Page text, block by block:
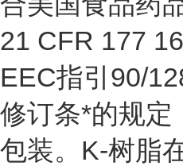
21 CFR 177
EEC指引90/
修订条*的规定
包装。K-树脂